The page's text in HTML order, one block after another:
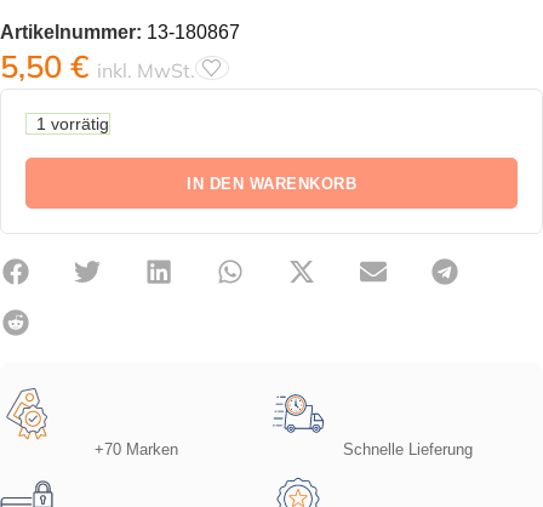
Artikelnummer: 13-180867
5,50 € inkl. MwSt.
1 vorrätig
IN DEN WARENKORB
+70 Marken Schnelle Lieferung